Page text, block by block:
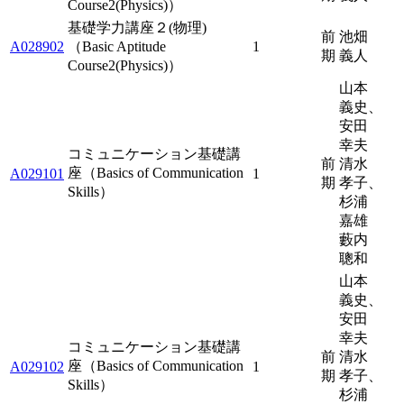
Course2(Physics)）
A028902
基礎学力講座２(物理)
（Basic Aptitude
Course2(Physics)）
1
前
期
池畑
義人
A029101
コミュニケーション基礎講
座（Basics of Communication
Skills）
1
前
期
山本
義史、
安田
幸夫
清水
孝子、
杉浦
嘉雄
藪内
聰和
A029102
コミュニケーション基礎講
座（Basics of Communication
Skills）
1
前
期
山本
義史、
安田
幸夫
清水
孝子、
杉浦